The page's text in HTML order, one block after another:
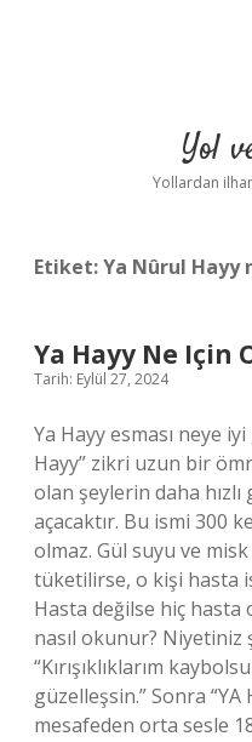
Yol
Yollardan
Etiket:Ya Nûrul Hayy
Ya Hayy Ne Için
Tarih: Eylül 27, 2024
Ya Hayy esması neye
Hayy” zikri uzun bir
olan şeylerin daha
açacaktır. Bu ismi 300
olmaz. Gül suyu ve
tüketilirse, o kişi hasta
Hasta değilse hiç hasta
nasıl okunur? Niyetiniz
“Kırışıklıklarım
güzelleşsin.” Sonra “YA
mesafeden orta sesle